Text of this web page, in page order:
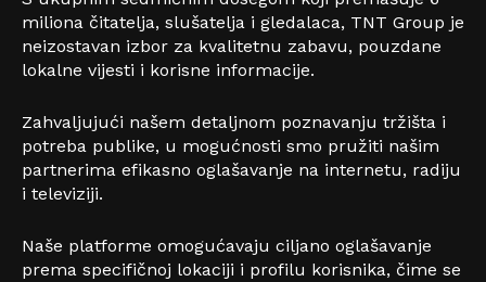
miliona čitatelja, slušatelja i gledalaca, TNT Group je
neizostavan izbor za kvalitetnu zabavu, pouzdane
lokalne vijesti i korisne informacije.
Zahvaljujući našem detaljnom poznavanju tržišta i
potreba publike, u mogućnosti smo pružiti našim
partnerima efikasno oglašavanje na internetu, radiju
i televiziji.
Naše platforme omogućavaju ciljano oglašavanje
prema specifičnoj lokaciji i profilu korisnika, čime se